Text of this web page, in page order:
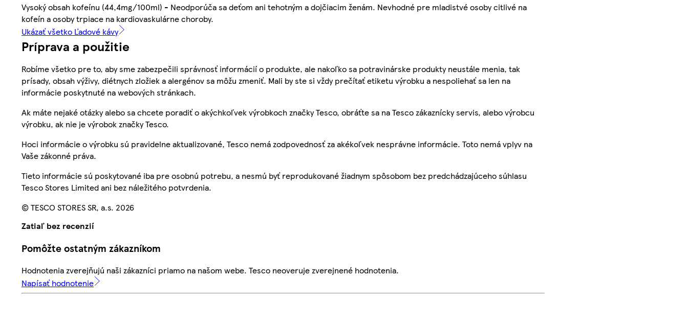
Vysoký obsah kofeínu (44,4mg/100ml) - Neodporúča sa deťom ani tehotným a dojčiacim ženám. Nevhodné pre mladistvé osoby citlivé na
kofeín a osoby trpiace na kardiovaskulárne choroby.
Ukázať všetko Ľadové kávy
Príprava a použitie
Robíme všetko pre to, aby sme zabezpečili správnosť informácií o produkte, ale nakoľko sa potravinárske produkty neustále menia, tak
prísady, obsah výživy, diétnych zložiek a alergénov sa môžu zmeniť. Mali by ste si vždy prečítať etiketu výrobku a nespoliehať sa len na
informácie poskytnuté na webových stránkach.
Ak máte nejaké otázky alebo sa chcete poradiť o akýchkoľvek výrobkoch značky Tesco, obráťte sa na Tesco zákaznícky servis, alebo výrobcu
výrobku, ak nie je výrobok značky Tesco.
Hoci informácie o výrobku sú pravidelne aktualizované, Tesco nemá zodpovednosť za akékoľvek nesprávne informácie. Toto nemá vplyv na
Vaše zákonné práva.
Tieto informácie sú poskytované iba pre osobnú potrebu, a nesmú byť reprodukované žiadnym spôsobom bez predchádzajúceho súhlasu
Tesco Stores Limited ani bez náležitého potvrdenia.
© TESCO STORES SR, a.s. 2026
Zatiaľ bez recenzií
Pomôžte ostatným zákazníkom
Hodnotenia zverejňujú naši zákazníci priamo na našom webe. Tesco neoveruje zverejnené hodnotenia.
Napísať hodnotenie